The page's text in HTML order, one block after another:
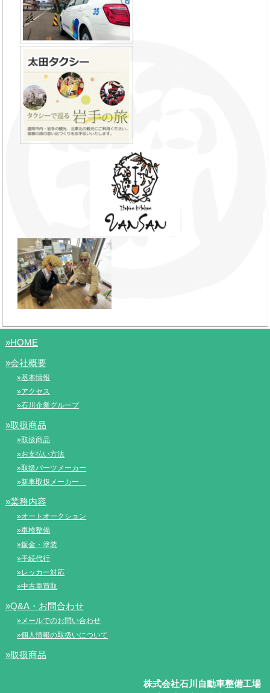
»HOME
»会社概要
»基本情報
»アクセス
»石川企業グループ
»取扱商品
»取扱商品
»お支払い方法
»取扱パーツメーカー
»新車取扱メーカー
»業務内容
»オートオークション
»車検整備
»鈑金・塗装
»手続代行
»レッカー対応
»中古車買取
»Q&A・お問合わせ
»メールでのお問い合わせ
»個人情報の取扱いについて
»取扱商品
株式会社石川自動車整備工場